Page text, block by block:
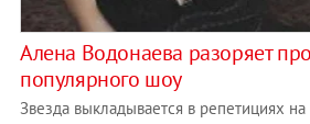
Алена Водонаева разоряет
популярного шоу
Звезда выкладывается в репетициях